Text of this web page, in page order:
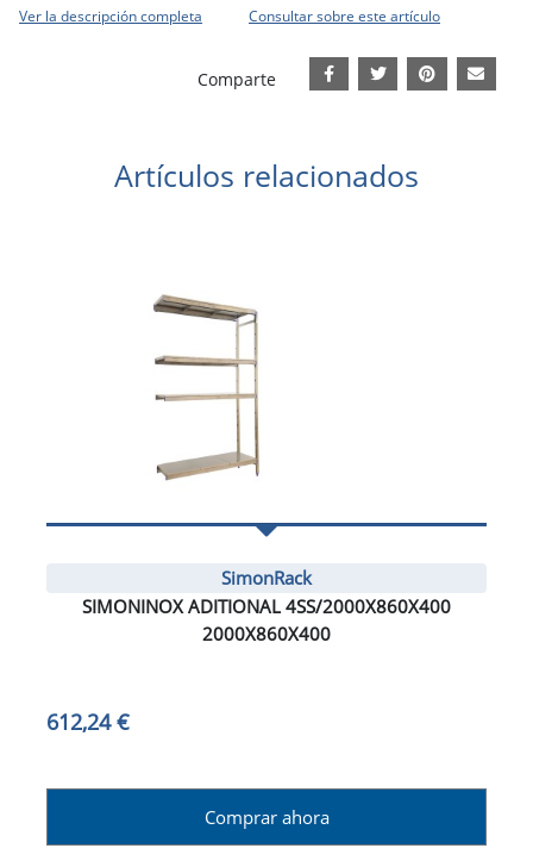
Ver la descripción completa Consultar sobre este artículo
Comparte
Artículos relacionados
SimonRack
SIMONINOX ADITIONAL 4SS/2000X860X400
2000X860X400
612,24 €
Comprar ahora